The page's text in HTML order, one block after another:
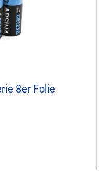
8er Folie